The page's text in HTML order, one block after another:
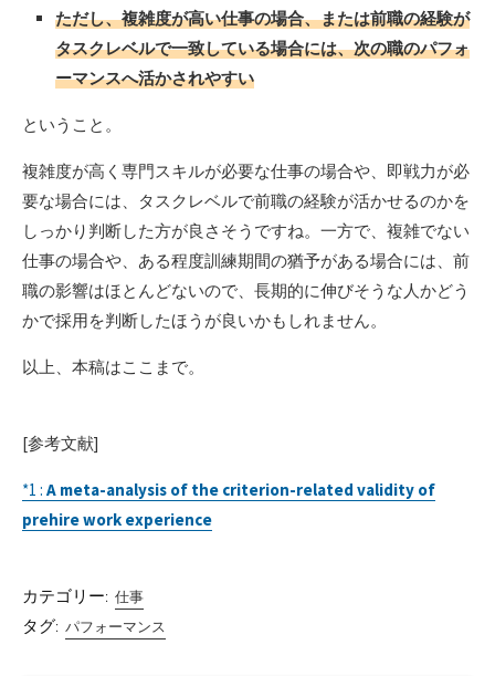
ただし、複雑度が高い仕事の場合、または前職の経験が
タスクレベルで一致している場合には、次の職のパフォ
ーマンスへ活かされやすい
ということ。
複雑度が高く専門スキルが必要な仕事の場合や、即戦力が必
要な場合には、タスクレベルで前職の経験が活かせるのかを
しっかり判断した方が良さそうですね。一方で、複雑でない
仕事の場合や、ある程度訓練期間の猶予がある場合には、前
職の影響はほとんどないので、長期的に伸びそうな人かどう
かで採用を判断したほうが良いかもしれません。
以上、本稿はここまで。
[参考文献]
*1 : A meta-analysis of the criterion-related validity of
prehire work experience
カテゴリー: 仕事
タグ: パフォーマンス